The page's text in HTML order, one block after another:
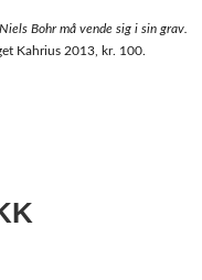
Niels Bohr må vende sig i sin grav.
Kahrius 2013, kr. 100.